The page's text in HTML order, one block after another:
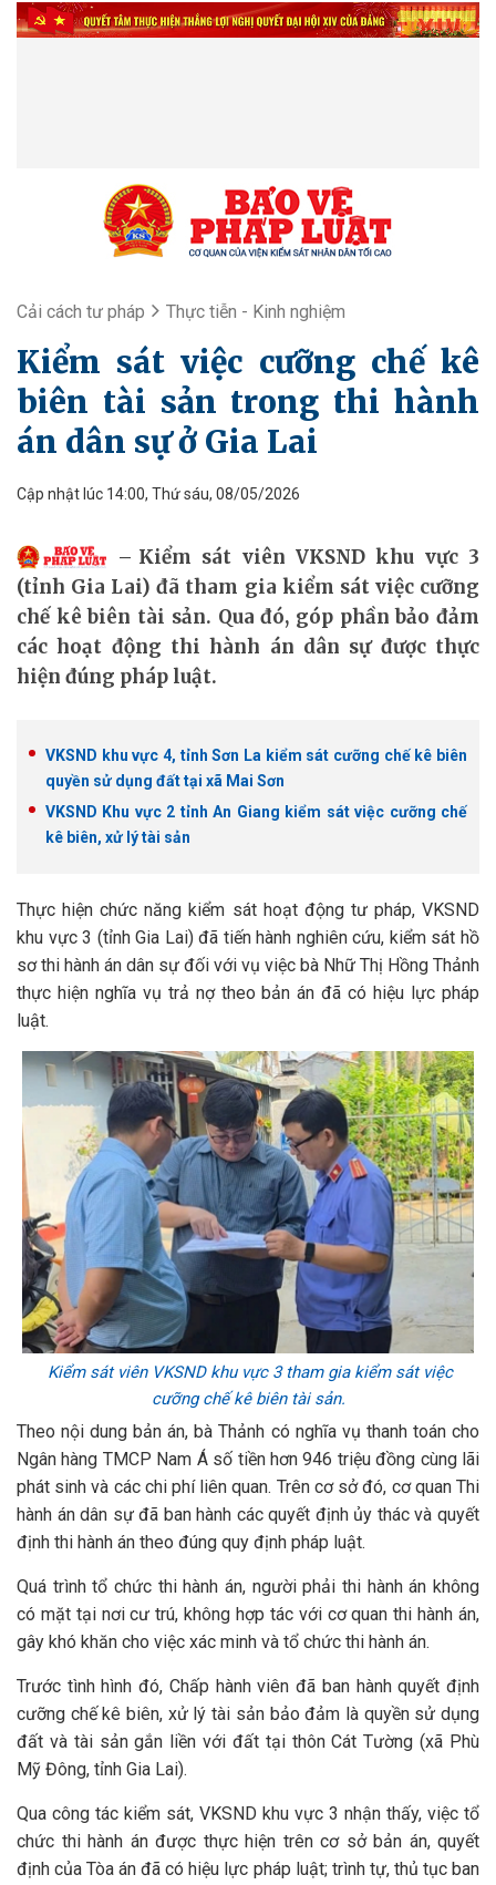
Cải cách tư pháp Thực tiễn - Kinh nghiệm
Kiểm sát việc cưỡng chế kê
biên tài sản trong thi hành
án dân sự ở Gia Lai
Cập nhật lúc 14:00, Thứ sáu, 08/05/2026
Kiểm sát viên VKSND khu vực 3
(tỉnh Gia Lai) đã tham gia kiểm sát việc cưỡng
chế kê biên tài sản. Qua đó, góp phần bảo đảm
các hoạt động thi hành án dân sự được thực
hiện đúng pháp luật.
VKSND khu vực 4, tỉnh Sơn La kiểm sát cưỡng chế kê biên
quyền sử dụng đất tại xã Mai Sơn
VKSND Khu vực 2 tỉnh An Giang kiểm sát việc cưỡng chế
kê biên, xử lý tài sản
Thực hiện chức năng kiểm sát hoạt động tư pháp, VKSND
khu vực 3 (tỉnh Gia Lai) đã tiến hành nghiên cứu, kiểm sát hồ
sơ thi hành án dân sự đối với vụ việc bà Nhữ Thị Hồng Thảnh
thực hiện nghĩa vụ trả nợ theo bản án đã có hiệu lực pháp
luật.
Kiểm sát viên VKSND khu vực 3 tham gia kiểm sát việc
cưỡng chế kê biên tài sản.
Theo nội dung bản án, bà Thảnh có nghĩa vụ thanh toán cho
Ngân hàng TMCP Nam Á số tiền hơn 946 triệu đồng cùng lãi
phát sinh và các chi phí liên quan. Trên cơ sở đó, cơ quan Thi
hành án dân sự đã ban hành các quyết định ủy thác và quyết
định thi hành án theo đúng quy định pháp luật.
Quá trình tổ chức thi hành án, người phải thi hành án không
có mặt tại nơi cư trú, không hợp tác với cơ quan thi hành án,
gây khó khăn cho việc xác minh và tổ chức thi hành án.
Trước tình hình đó, Chấp hành viên đã ban hành quyết định
cưỡng chế kê biên, xử lý tài sản bảo đảm là quyền sử dụng
đất và tài sản gắn liền với đất tại thôn Cát Tường (xã Phù
Mỹ Đông, tỉnh Gia Lai).
Qua công tác kiểm sát, VKSND khu vực 3 nhận thấy, việc tổ
chức thi hành án được thực hiện trên cơ sở bản án, quyết
định của Tòa án đã có hiệu lực pháp luật; trình tự, thủ tục ban